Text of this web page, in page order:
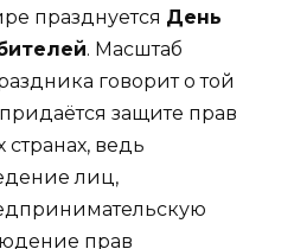
празднуется День
. Масштаб
говорит о той
защите прав
странах, ведь
лиц,
прав